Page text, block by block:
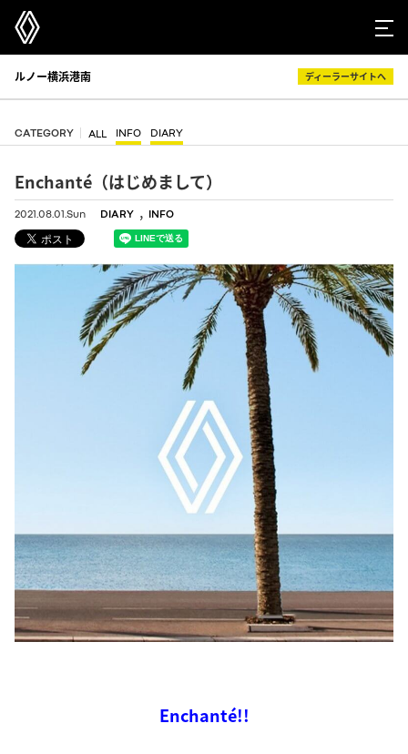
ルノー横浜港南 ディーラーサイトへ
CATEGORY ALL INFO DIARY
Enchanté（はじめまして）
2021.08.01.Sun DIARY , INFO
Enchanté!!